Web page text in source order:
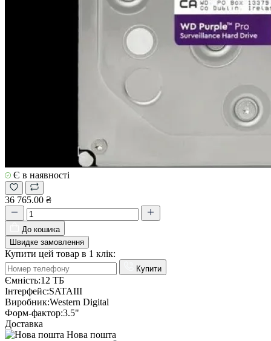
Є в наявності
36 765.00 ₴
До кошика
Швидке замовлення
Купити цей товар в 1 клік:
Купити
Ємність:12 ТБ
Інтерфейс:SATAIII
Виробник:Western Digital
Форм-фактор:3.5"
Доставка
Нова пошта